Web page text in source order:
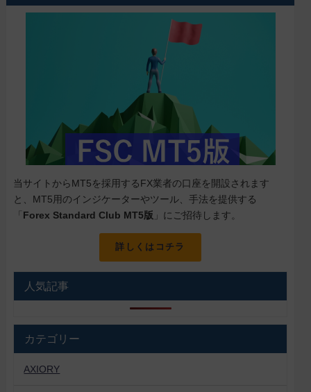
当サイトからMT5を採用するFX業者の口座を開設されます
と、MT5用のインジケーターやツール、手法を提供する
「 Forex Standard Club MT5版 」にご招待します。
詳しくはコチラ
人気記事
カテゴリー
AXIORY